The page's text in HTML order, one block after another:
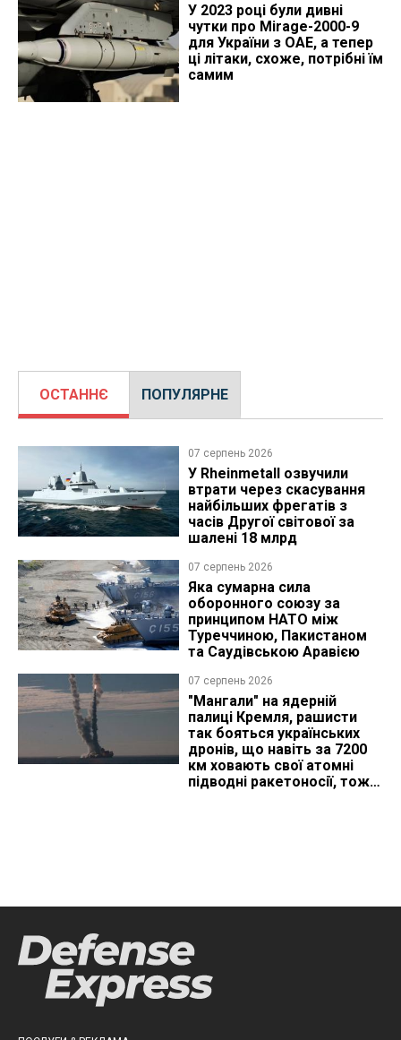
У 2023 році були дивні
чутки про Mirage-2000-9
для України з ОАЕ, а тепер
ці літаки, схоже, потрібні їм
самим
ОСТАННЄ ПОПУЛЯРНЕ
07 серпень 2026
У Rheinmetall озвучили
втрати через скасування
найбільших фрегатів з
часів Другої світової за
шалені 18 млрд
07 серпень 2026
Яка сумарна сила
оборонного союзу за
принципом НАТО між
Туреччиною, Пакистаном
та Саудівською Аравією
07 серпень 2026
"Мангали" на ядерній
палиці Кремля, рашисти
так бояться українських
дронів, що навіть за 7200
км ховають свої атомні
підводні ракетоносії, тож